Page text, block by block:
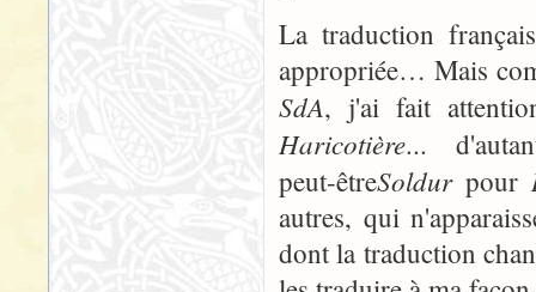
La traduction
appropriée… Mais
SdA, j'ai fait
Haricotière...
peut-êtreSoldurpour
autres, qui
dont la traduction